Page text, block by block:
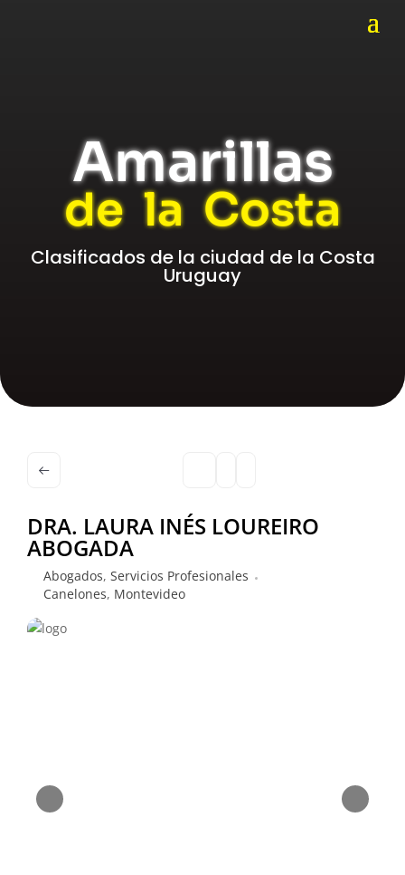
Amarillas
de la Costa
Clasificados de la ciudad de la Costa
Uruguay
DRA. LAURA INÉS LOUREIRO
ABOGADA
Abogados, Servicios Profesionales
Canelones, Montevideo